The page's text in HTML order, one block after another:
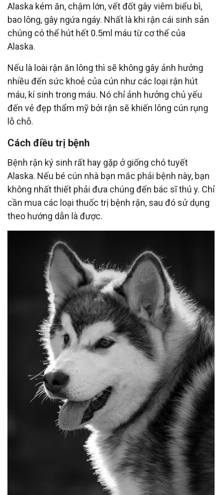
Alaska kém ăn, chậm lớn, vết đốt gây viêm biểu bì,
bao lông, gây ngứa ngáy. Nhất là khi rận cái sinh sản
chúng có thể hút hết 0.5ml máu từ cơ thể của
Alaska.
Nếu là loài rận ăn lông thì sẽ không gây ảnh hưởng
nhiều đến sức khoẻ của cún như các loại rận hút
máu, kí sinh trong máu. Nó chỉ ảnh hưởng chủ yếu
đến vẻ đẹp thẩm mỹ bởi rận sẽ khiến lông cún rụng
lỗ chỗ.
Cách điều trị bệnh
Bệnh rận ký sinh rất hay gặp ở giống chó tuyết
Alaska. Nếu bé cún nhà bạn mắc phải bệnh này, bạn
không nhất thiết phải đưa chúng đến bác sĩ thú y. Chỉ
cần mua các loại thuốc trị bệnh rận, sau đó sử dụng
theo hướng dẫn là được.